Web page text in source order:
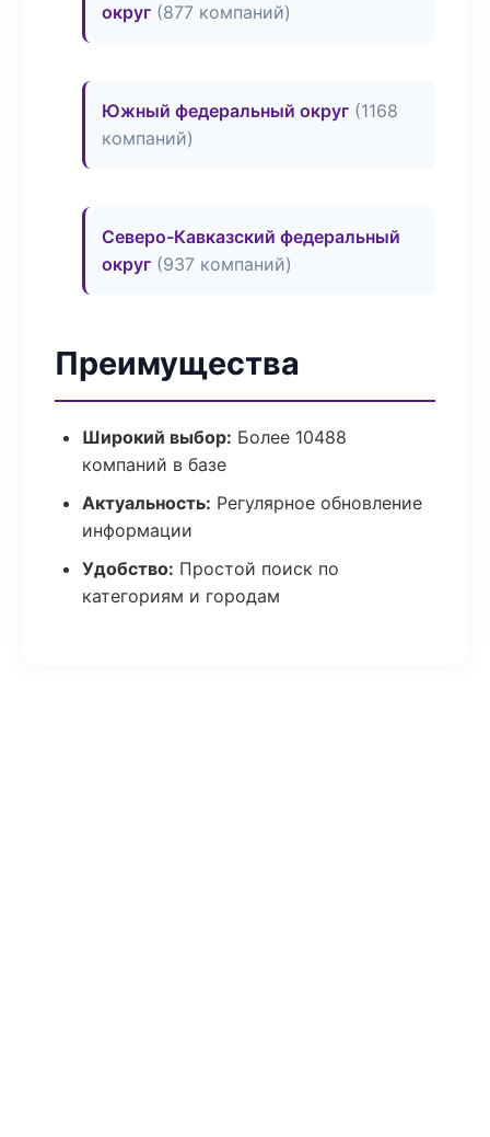
округ (877 компаний)
Южный федеральный округ (1168
компаний)
Северо-Кавказский федеральный
округ (937 компаний)
Преимущества
Широкий выбор: Более 10488
компаний в базе
Актуальность: Регулярное обновление
информации
Удобство: Простой поиск по
категориям и городам